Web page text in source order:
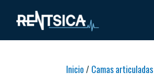
Inicio / Camas articuladas